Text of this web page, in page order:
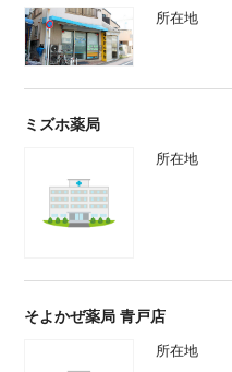
所在地
ミズホ薬局
所在地
そよかぜ薬局 青戸店
所在地